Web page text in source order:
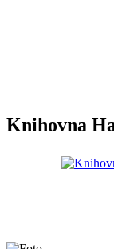
Knihovna